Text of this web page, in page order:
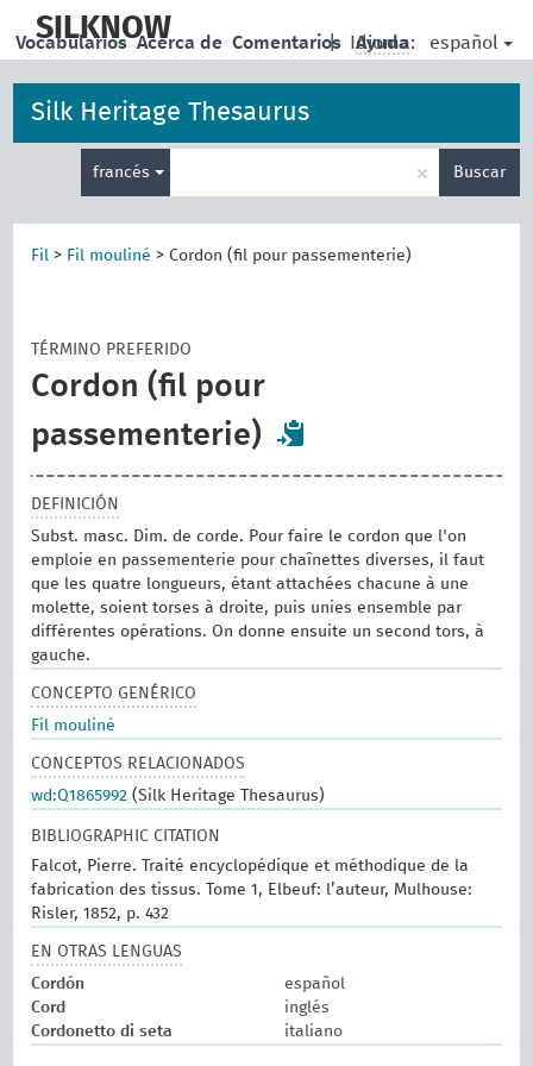
main
SILKNOW | Idioma: español
Vocabularios Acerca de Comentarios Ayuda
Silk Heritage Thesaurus
francés × Buscar
Fil > Fil mouliné > Cordon (fil pour passementerie)
TÉRMINO PREFERIDO
Cordon (fil pour
passementerie)
DEFINICIÓN
Subst. masc. Dim. de corde. Pour faire le cordon que l'on
emploie en passementerie pour chaînettes diverses, il faut
que les quatre longueurs, étant attachées chacune à une
molette, soient torses à droite, puis unies ensemble par
différentes opérations. On donne ensuite un second tors, à
gauche.
CONCEPTO GENÉRICO
Fil mouliné
CONCEPTOS RELACIONADOS
wd:Q1865992 (Silk Heritage Thesaurus)
BIBLIOGRAPHIC CITATION
Falcot, Pierre. Traité encyclopédique et méthodique de la
fabrication des tissus. Tome 1, Elbeuf: l’auteur, Mulhouse:
Risler, 1852, p. 432
EN OTRAS LENGUAS
Cordón
español
Cord
inglés
Cordonetto di seta
italiano